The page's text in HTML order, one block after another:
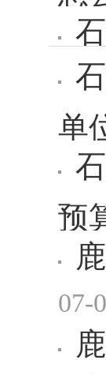
息
单
预
07-